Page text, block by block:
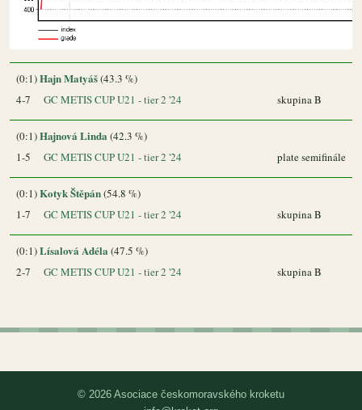
(0:1)Hajn Matyáš(43.3 %)
4-7
GC METIS CUP U21 - tier 2 '24 skupina B
(0:1)Hajnová Linda (42.3 %)
1-5
GC METIS CUP U21 - tier 2 '24 plate semifinále
(0:1)Kotyk Štěpán(54.8 %)
1-7
GC METIS CUP U21 - tier 2 '24 skupina B
(0:1)Lísalová Adéla (47.5 %)
2-7
GC METIS CUP U21 - tier 2 '24 skupina B
© 2026 Asociace českomoravského kroketu